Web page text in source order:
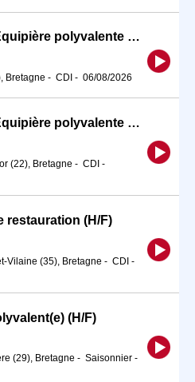
Equipier polyvalent / Equipière polyvalente de restauration rapid (H/F)
Bretagne - CDI - 06/08/2026
Equipier polyvalent / Equipière polyvalente de restauration rapid (H/F)
(22), Bretagne - CDI -
restauration (H/F)
Vilaine (35), Bretagne - CDI -
(H/F)
(29), Bretagne - Saisonnier -